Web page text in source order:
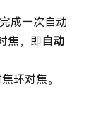
成一次自动
焦，即自动
环对焦。